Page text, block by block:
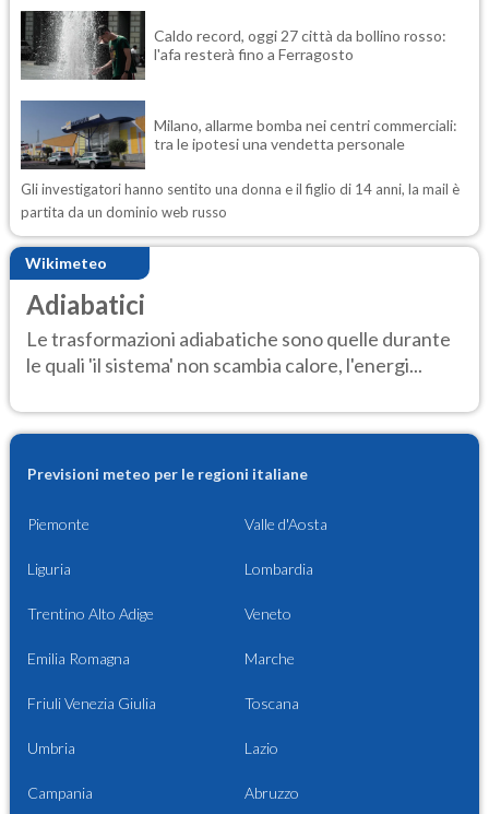
Caldo record, oggi 27 città da bollino rosso:
l'afa resterà fino a Ferragosto
Milano, allarme bomba nei centri commerciali:
tra le ipotesi una vendetta personale
Gli investigatori hanno sentito una donna e il figlio di 14 anni, la mail è
partita da un dominio web russo
Wikimeteo
Adiabatici
Le trasformazioni adiabatiche sono quelle durante
le quali 'il sistema' non scambia calore, l'energi...
Previsioni meteo per le regioni italiane
Piemonte Valle d'Aosta
Liguria Lombardia
Trentino Alto Adige Veneto
Emilia Romagna Marche
Friuli Venezia Giulia Toscana
Umbria Lazio
Campania Abruzzo